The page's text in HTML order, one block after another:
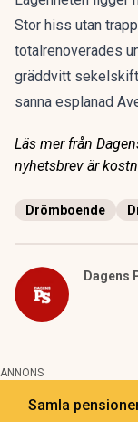
Stor hiss utan
totalrenoverades
gräddvitt
sanna esplanad
Läs mer från
nyhetsbrev är
Drömboende
Dagens
ANNONS
Samla